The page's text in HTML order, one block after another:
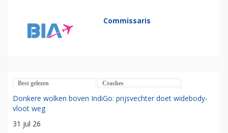
Commissaris
Best gelezen Crashes
Donkere wolken boven IndiGo: prijsvechter doet widebody-
vloot weg
31 jul 26